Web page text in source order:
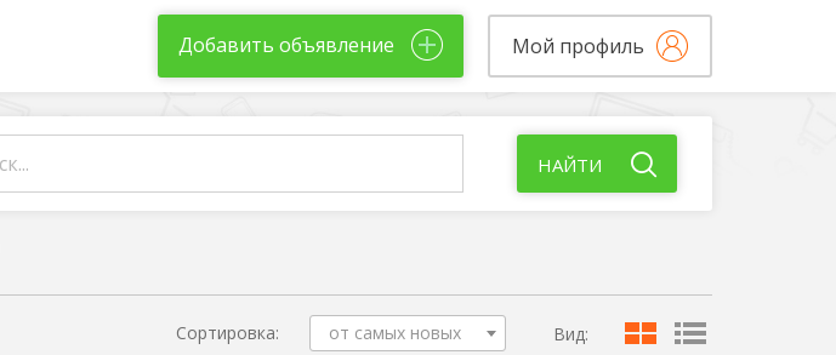
Добавить объявление Мой профиль
НАЙТИ
Сортировка: от самых новых Вид: